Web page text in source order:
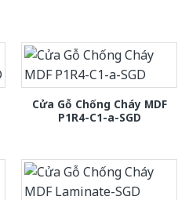
Cửa Gỗ Chống Cháy MDF
P1R4-C1-a-SGD